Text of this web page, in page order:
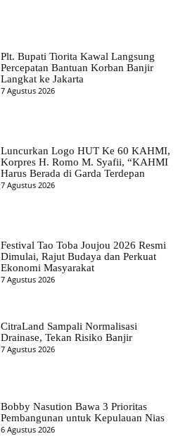
Plt. Bupati Tiorita Kawal Langsung
Percepatan Bantuan Korban Banjir
Langkat ke Jakarta
7 Agustus 2026
Luncurkan Logo HUT Ke 60 KAHMI,
Korpres H. Romo M. Syafii, “KAHMI
Harus Berada di Garda Terdepan
7 Agustus 2026
Festival Tao Toba Joujou 2026 Resmi
Dimulai, Rajut Budaya dan Perkuat
Ekonomi Masyarakat
7 Agustus 2026
CitraLand Sampali Normalisasi
Drainase, Tekan Risiko Banjir
7 Agustus 2026
Bobby Nasution Bawa 3 Prioritas
Pembangunan untuk Kepulauan Nias
6 Agustus 2026